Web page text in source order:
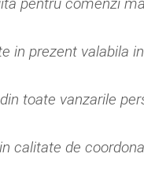
pentru comenzi
in prezent valabila
toate vanzarile
calitate de